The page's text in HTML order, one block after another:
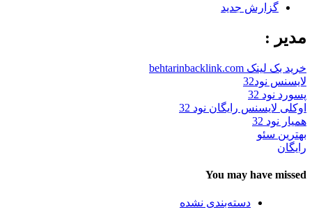
گزارش جدید
مدیر :
خرید بک لینک behtarinbacklink.com
لایسنس نود32
پسورد نود 32
اوکلی لایسنس رایگان نود 32
همیار نود 32
بهترین سئو
رایگان
You may have missed
دسته‌بندی نشده